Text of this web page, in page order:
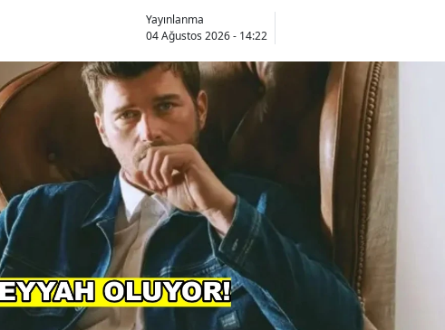
Yayınlanma
04 Ağustos 2026 - 14:22